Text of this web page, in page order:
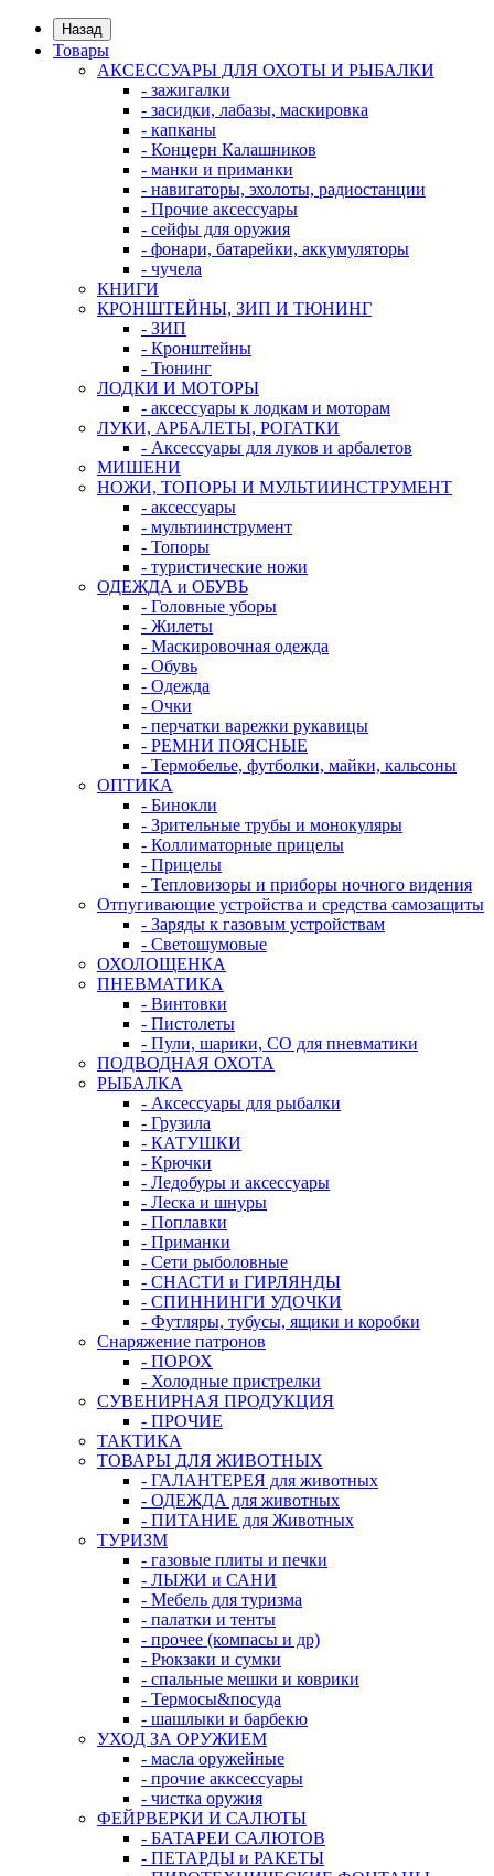
Назад
Товары
АКСЕССУАРЫ ДЛЯ ОХОТЫ И РЫБАЛКИ
- зажигалки
- засидки, лабазы, маскировка
- капканы
- Концерн Калашников
- манки и приманки
- навигаторы, эхолоты, радиостанции
- Прочие аксессуары
- сейфы для оружия
- фонари, батарейки, аккумуляторы
- чучела
КНИГИ
КРОНШТЕЙНЫ, ЗИП И ТЮНИНГ
- ЗИП
- Кронштейны
- Тюнинг
ЛОДКИ И МОТОРЫ
- аксессуары к лодкам и моторам
ЛУКИ, АРБАЛЕТЫ, РОГАТКИ
- Аксессуары для луков и арбалетов
МИШЕНИ
НОЖИ, ТОПОРЫ И МУЛЬТИИНСТРУМЕНТ
- аксессуары
- мультиинструмент
- Топоры
- туристические ножи
ОДЕЖДА и ОБУВЬ
- Головные уборы
- Жилеты
- Маскировочная одежда
- Обувь
- Одежда
- Очки
- перчатки варежки рукавицы
- РЕМНИ ПОЯСНЫЕ
- Термобелье, футболки, майки, кальсоны
ОПТИКА
- Бинокли
- Зрительные трубы и монокуляры
- Коллиматорные прицелы
- Прицелы
- Тепловизоры и приборы ночного видения
Отпугивающие устройства и средства самозащиты
- Заряды к газовым устройствам
- Светошумовые
ОХОЛОЩЕНКА
ПНЕВМАТИКА
- Винтовки
- Пистолеты
- Пули, шарики, СО для пневматики
ПОДВОДНАЯ ОХОТА
РЫБАЛКА
- Аксессуары для рыбалки
- Грузила
- КАТУШКИ
- Крючки
- Ледобуры и аксессуары
- Леска и шнуры
- Поплавки
- Приманки
- Сети рыболовные
- СНАСТИ и ГИРЛЯНДЫ
- СПИННИНГИ УДОЧКИ
- Футляры, тубусы, ящики и коробки
Снаряжение патронов
- ПОРОХ
- Холодные пристрелки
СУВЕНИРНАЯ ПРОДУКЦИЯ
- ПРОЧИЕ
ТАКТИКА
ТОВАРЫ ДЛЯ ЖИВОТНЫХ
- ГАЛАНТЕРЕЯ для животных
- ОДЕЖДА для животных
- ПИТАНИЕ для Животных
ТУРИЗМ
- газовые плиты и печки
- ЛЫЖИ и САНИ
- Мебель для туризма
- палатки и тенты
- прочее (компасы и др)
- Рюкзаки и сумки
- спальные мешки и коврики
- Термосы&посуда
- шашлыки и барбекю
УХОД ЗА ОРУЖИЕМ
- масла оружейные
- прочие акксессуары
- чистка оружия
ФЕЙРВЕРКИ И САЛЮТЫ
- БАТАРЕИ САЛЮТОВ
- ПЕТАРДЫ и РАКЕТЫ